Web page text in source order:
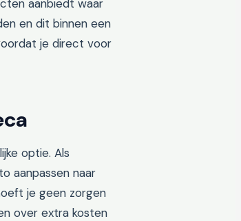
aanbiedt waar
en dit binnen een
je direct voor
optie. Als
aanpassen naar
je geen zorgen
over extra kosten